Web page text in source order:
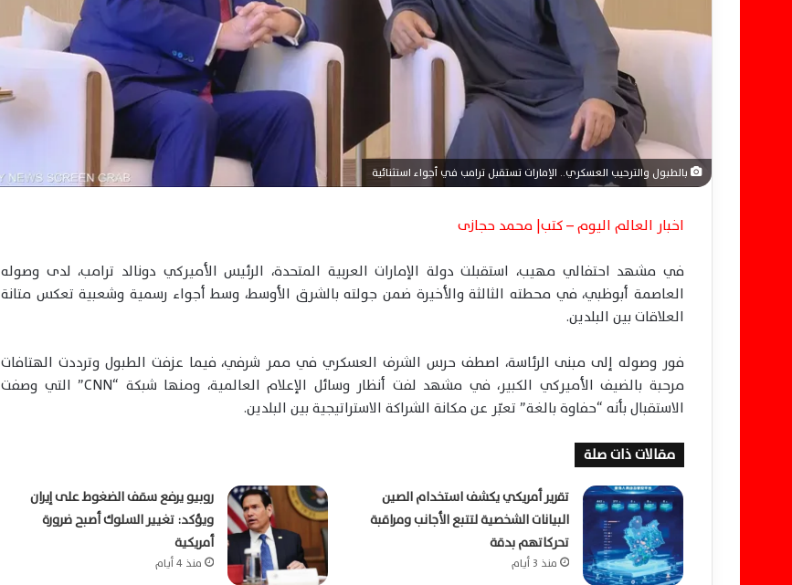
بالطبول والترحيب العسكري.. الإمارات تستقبل ترامب في أجواء استثنائية
اخبار العالم اليوم – كتب| محمد حجازى
في مشهد احتفالي مهيب، استقبلت دولة الإمارات العربية المتحدة، الرئيس الأميركي دونالد ترامب، لدى وصوله
العاصمة أبوظبي، في محطته الثالثة والأخيرة ضمن جولته بالشرق الأوسط، وسط أجواء رسمية وشعبية تعكس متانة
العلاقات بين البلدين.
فور وصوله إلى مبنى الرئاسة، اصطف حرس الشرف العسكري في ممر شرفي، فيما عزفت الطبول وترددت الهتافات
مرحبة بالضيف الأميركي الكبير، في مشهد لفت أنظار وسائل الإعلام العالمية، ومنها شبكة “CNN” التي وصفت
الاستقبال بأنه “حفاوة بالغة” تعبّر عن مكانة الشراكة الاستراتيجية بين البلدين.
مقالات ذات صلة
تقرير أمريكي يكشف استخدام الصين
البيانات الشخصية لتتبع الأجانب ومراقبة
تحركاتهم بدقة
منذ 3 أيام
روبيو يرفع سقف الضغوط على إيران
ويؤكد: تغيير السلوك أصبح ضرورة
أمريكية
منذ 4 أيام